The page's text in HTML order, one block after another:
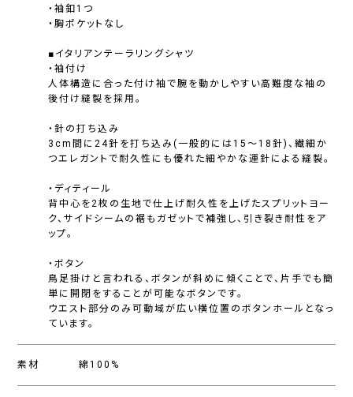
・袖釦1つ
・胸ポケットなし
■イタリアンテーラリングシャツ
・袖付け
人体構造に合った付け袖で腕を動かしやすい高難度な袖の
後付け縫製を採用。
・針の打ち込み
3cm間に24針を打ち込み(一般的には15〜18針)、繊細か
つエレガントで耐久性にも優れた細やかな運針による縫製。
・ディティール
背中心を2枚の生地で仕上げ耐久性を上げたスプリットヨー
ク、サイドシームの裾もガゼットで補強し、引き裂き耐性をア
ップ。
・ボタン
鳥足掛けと言われる、ボタンが斜めに傾くことで、片手でも簡
単に開閉をすることが可能なボタンです。
ウエスト部分のみ可動域が広い横位置のボタンホールとなっ
ています。
素材 綿100%